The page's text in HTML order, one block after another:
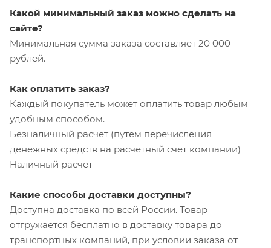
Какой минимальный заказ можно сделать на
сайте?
Минимальная сумма заказа составляет 20 000
рублей.
Как оплатить заказ?
Каждый покупатель может оплатить товар любым
удобным способом.
Безналичный расчет (путем перечисления
денежных средств на расчетный счет компании)
Наличный расчет
Какие способы доставки доступны?
Доступна доставка по всей России. Товар
отгружается бесплатно в доставку товара до
транспортных компаний, при условии заказа от